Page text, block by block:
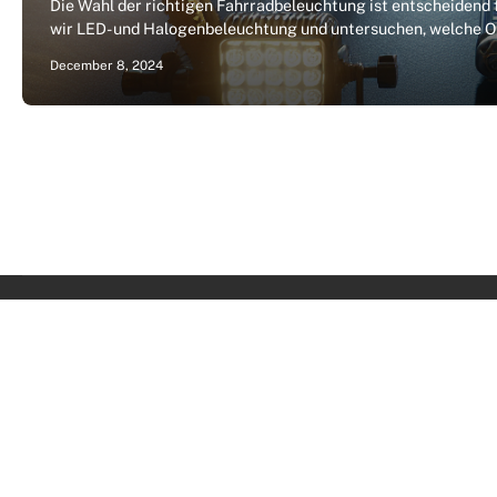
Die Wahl der richtigen Fahrradbeleuchtung ist
wir LED- und Halogenbeleuchtung und untersuchen,
December 8, 2024